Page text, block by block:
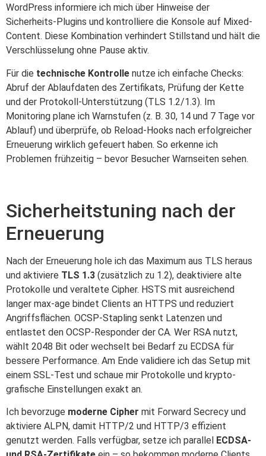
WordPress informiere ich mich über Hinweise der
Sicherheits-Plugins und kontrolliere die Konsole auf Mixed-
Content. Diese Kombination verhindert Stillstand und hält die
Verschlüsselung ohne Pause aktiv.
Für die technische Kontrolle nutze ich einfache Checks:
Abruf der Ablaufdaten des Zertifikats, Prüfung der Kette
und der Protokoll-Unterstützung (TLS 1.2/1.3). Im
Monitoring plane ich Warnstufen (z. B. 30, 14 und 7 Tage vor
Ablauf) und überprüfe, ob Reload-Hooks nach erfolgreicher
Erneuerung wirklich gefeuert haben. So erkenne ich
Problemen frühzeitig – bevor Besucher Warnseiten sehen.
Sicherheitstuning nach der
Erneuerung
Nach der Erneuerung hole ich das Maximum aus TLS heraus
und aktiviere TLS 1.3 (zusätzlich zu 1.2), deaktiviere alte
Protokolle und veraltete Cipher. HSTS mit ausreichend
langer max-age bindet Clients an HTTPS und reduziert
Angriffsflächen. OCSP-Stapling senkt Latenzen und
entlastet den OCSP-Responder der CA. Wer RSA nutzt,
wählt 2048 Bit oder wechselt bei Bedarf zu ECDSA für
bessere Performance. Am Ende validiere ich das Setup mit
einem SSL-Test und schaue mir Protokolle und krypto­
grafische Einstellungen exakt an.
Ich bevorzuge moderne Cipher mit Forward Secrecy und
aktiviere ALPN, damit HTTP/2 und HTTP/3 effizient
genutzt werden. Falls verfügbar, setze ich parallel ECDSA-